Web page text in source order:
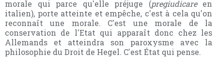
morale qui parce qu'elle préjuge (pregiudicareen
italien), porte atteinte et empêche, c'est à cela qu'on
reconnaît une morale. C'est une morale de la
conservation de l'Etat qui apparaît donc chez les
Allemands et atteindra son paroxysme avec la
philosophie du Droit de Hegel. C'est État qui pense.